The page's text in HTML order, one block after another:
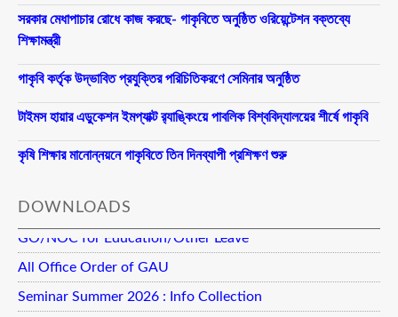
সরকার মেধাপাচার রোধে কাজ করছে- গাকৃবিতে অনুষ্ঠিত ওরিয়েন্টেশন বক্তব্যে
শিক্ষামন্ত্রী
গাকৃবি কর্তৃক উদ্ভাবিত প্রযুক্তির পরিচিতিকরণে সেমিনার অনুষ্ঠিত
টাইমস হায়ার এডুকেশন ইমপ্যাক্ট র‍্যাঙ্কিংয়ে পাবলিক বিশ্ববিদ্যালয়ের শীর্ষে গাকৃবি
কৃষি শিক্ষার মানোন্নয়নে গাকৃবিতে তিন দিনব্যাপী প্রশিক্ষণ শুরু
DOWNLOADS
GO/NOC for Education/Other Leave
All Office Order of GAU
Seminar Summer 2026 : Info Collection